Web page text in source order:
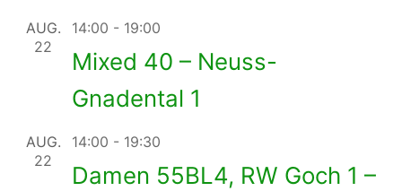
AUG.
22
14:00 - 19:00
Mixed 40 – Neuss-
Gnadental 1
AUG.
22
14:00 - 19:30
Damen 55BL4, RW Goch 1 –